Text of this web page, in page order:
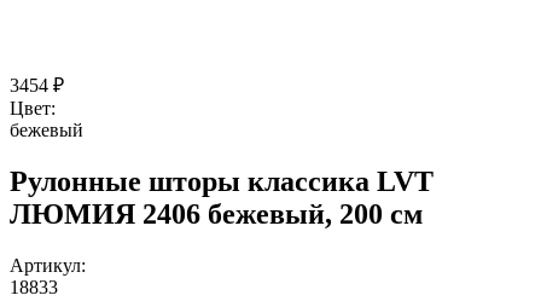
3454 ₽
Цвет:
бежевый
Рулонные шторы классика LVT
ЛЮМИЯ 2406 бежевый, 200 см
Артикул:
18833